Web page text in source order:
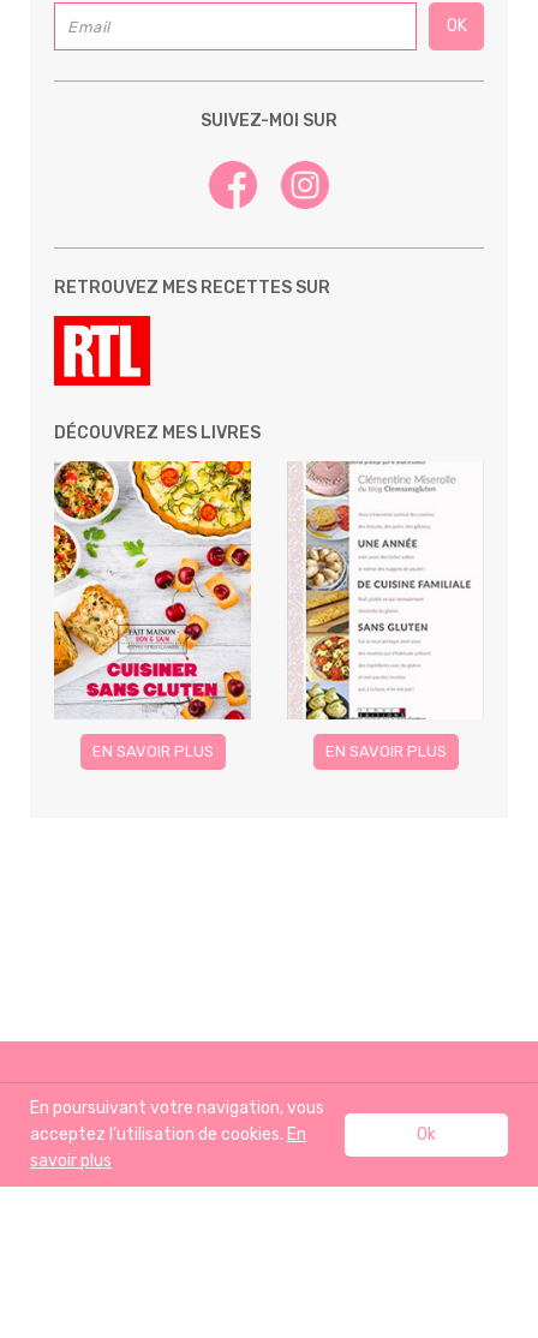
SUIVEZ-MOI SUR
RETROUVEZ MES RECETTES SUR
DÉCOUVREZ MES LIVRES
EN SAVOIR PLUS EN SAVOIR PLUS
ACCUEIL RECETTES J’AIME AUSSI
A PROPOS
En poursuivant votre navigation, vous
acceptez l’utilisation de cookies. En
savoir plus
Ok